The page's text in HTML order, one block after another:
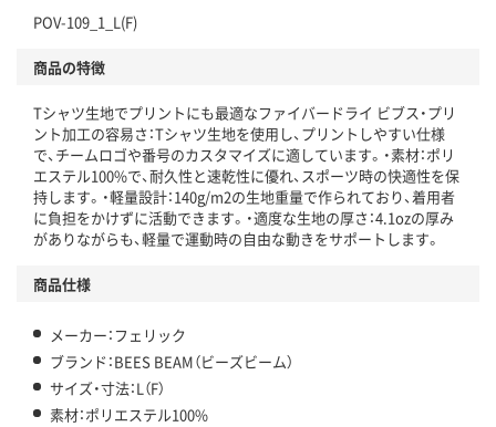
POV-109_1_L(F)
商品の特徴
Tシャツ生地でプリントにも最適なファイバードライ ビブス・プリ
ント加工の容易さ：Tシャツ生地を使用し、プリントしやすい仕様
で、チームロゴや番号のカスタマイズに適しています。・素材：ポリ
エステル100%で、耐久性と速乾性に優れ、スポーツ時の快適性を保
持します。・軽量設計：140g/m2の生地重量で作られており、着用者
に負担をかけずに活動できます。・適度な生地の厚さ：4.1ozの厚み
がありながらも、軽量で運動時の自由な動きをサポートします。
商品仕様
メーカー：フェリック
ブランド：BEES BEAM（ビーズビーム）
サイズ・寸法：L（F）
素材：ポリエステル100%